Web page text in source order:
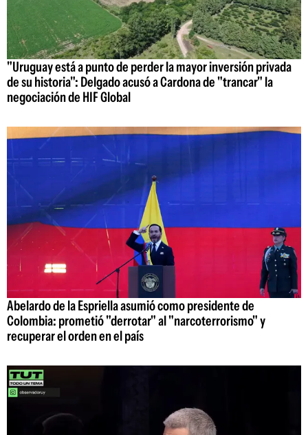
"Uruguay está a punto de perder la mayor inversión privada
de su historia": Delgado acusó a Cardona de "trancar" la
negociación de HIF Global
Abelardo de la Espriella asumió como presidente de
Colombia: prometió "derrotar" al "narcoterrorismo" y
recuperar el orden en el país